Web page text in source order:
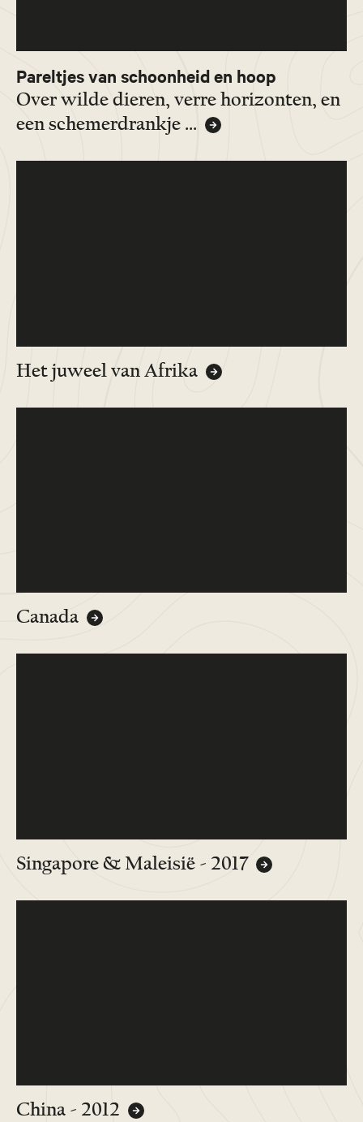
Pareltjes van schoonheid en hoop
Over wilde dieren, verre horizonten, en
een schemerdrankje ...
Het juweel van Afrika
Canada
Singapore & Maleisië - 2017
China - 2012